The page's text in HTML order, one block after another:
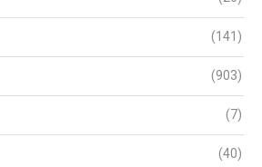
(141)
(903)
(7)
(40)